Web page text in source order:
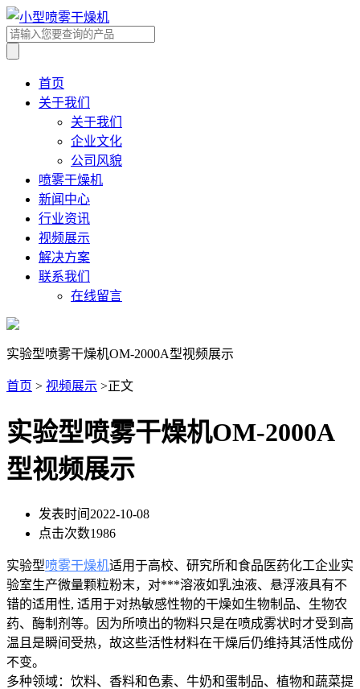
首页
关于我们
关于我们
企业文化
公司风貌
喷雾干燥机
新闻中心
行业资讯
视频展示
解决方案
联系我们
在线留言
实验型喷雾干燥机OM-2000A型视频展示
首页 > 视频展示 >正文
实验型喷雾干燥机OM-2000A
型视频展示
发表时间 2022-10-08
点击次数1986
实验型喷雾干燥机适用于高校、研究所和食品医药化工企业实
验室生产微量颗粒粉末，对***溶液如乳浊液、悬浮液具有不
错的适用性, 适用于对热敏感性物的干燥如生物制品、生物农
药、酶制剂等。因为所喷出的物料只是在喷成雾状时才受到高
温且是瞬间受热，故这些活性材料在干燥后仍维持其活性成份
不变。
多种领域：饮料、香料和色素、牛奶和蛋制品、植物和蔬菜提